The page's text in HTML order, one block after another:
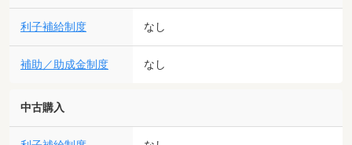
利子補給制度 なし
補助／助成金制度 なし
中古購入